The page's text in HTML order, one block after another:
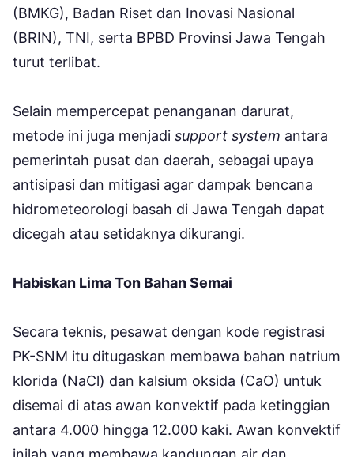
(BMKG), Badan Riset dan Inovasi Nasional
(BRIN), TNI, serta BPBD Provinsi Jawa Tengah
turut terlibat.
Selain mempercepat penanganan darurat,
metode ini juga menjadi support system antara
pemerintah pusat dan daerah, sebagai upaya
antisipasi dan mitigasi agar dampak bencana
hidrometeorologi basah di Jawa Tengah dapat
dicegah atau setidaknya dikurangi.
Habiskan Lima Ton Bahan Semai
Secara teknis, pesawat dengan kode registrasi
PK-SNM itu ditugaskan membawa bahan natrium
klorida (NaCl) dan kalsium oksida (CaO) untuk
disemai di atas awan konvektif pada ketinggian
antara 4.000 hingga 12.000 kaki. Awan konvektif